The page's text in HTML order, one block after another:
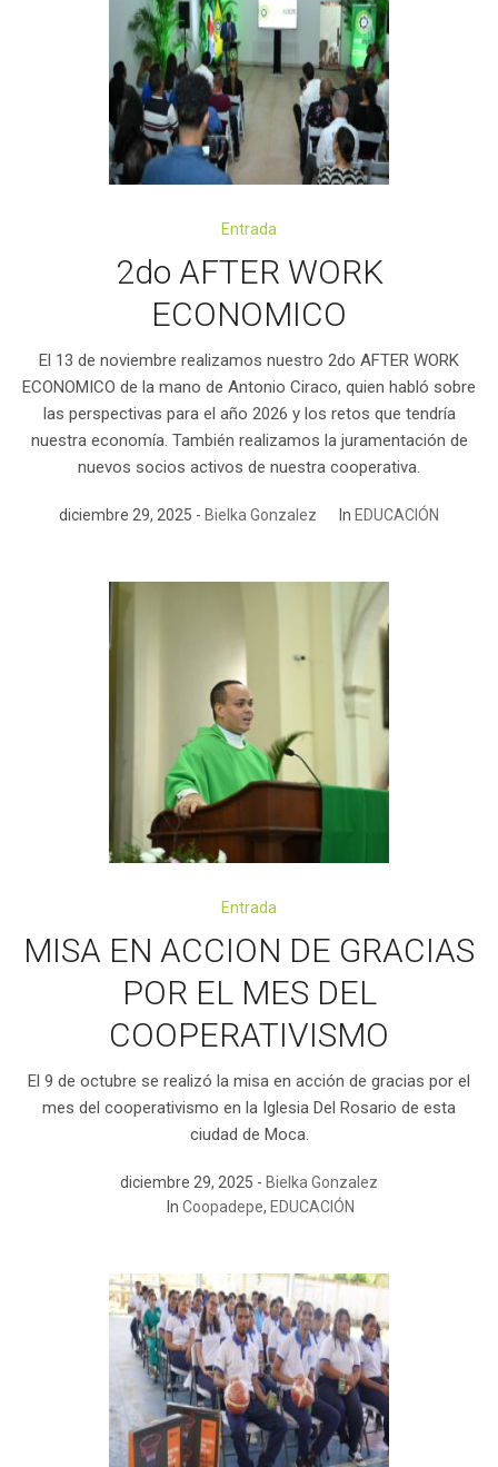
Entrada
2do AFTER WORK
ECONOMICO
El 13 de noviembre realizamos nuestro 2do AFTER WORK
ECONOMICO de la mano de Antonio Ciraco, quien habló sobre
las perspectivas para el año 2026 y los retos que tendría
nuestra economía. También realizamos la juramentación de
nuevos socios activos de nuestra cooperativa.
diciembre 29, 2025 Bielka Gonzalez In EDUCACIÓN
Entrada
MISA EN ACCION DE GRACIAS
POR EL MES DEL
COOPERATIVISMO
El 9 de octubre se realizó la misa en acción de gracias por el
mes del cooperativismo en la Iglesia Del Rosario de esta
ciudad de Moca.
diciembre 29, 2025
Bielka Gonzalez
In Coopadepe, EDUCACIÓN